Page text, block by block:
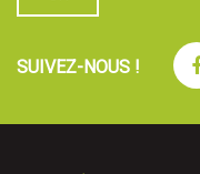
SUIVEZ-NOUS !